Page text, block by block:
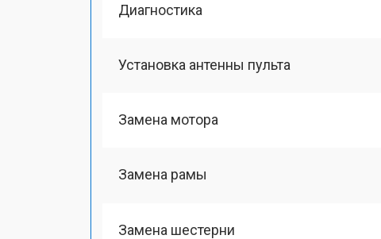
Диагностика
Установка антенны пульта
Замена мотора
Замена рамы
Замена шестерни